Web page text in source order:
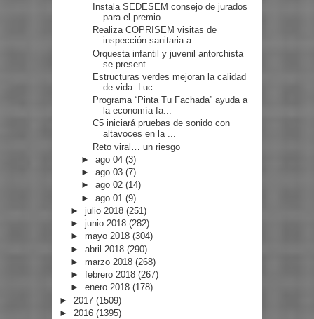
Instala SEDESEM consejo de jurados
para el premio ...
Realiza COPRISEM visitas de
inspección sanitaria a...
Orquesta infantil y juvenil antorchista
se present...
Estructuras verdes mejoran la calidad
de vida: Luc...
Programa “Pinta Tu Fachada” ayuda a
la economía fa...
C5 iniciará pruebas de sonido con
altavoces en la ...
Reto viral… un riesgo
►ago 04(3)
►ago 03(7)
►ago 02(14)
►ago 01(9)
► julio 2018 (251)
► junio 2018 (282)
► mayo 2018 (304)
► abril 2018 (290)
► marzo 2018 (268)
► febrero 2018 (267)
► enero 2018 (178)
► 2017 (1509)
► 2016 (1395)